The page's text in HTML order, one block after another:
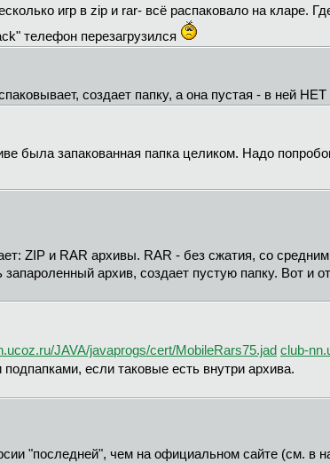
игр в zip и rar- всё распаковало на кларе.
телефон перезагрузился
создает папку, а она пустая - в ней
была запакованная папка целиком. Надо
ZIP и RAR архивы. RAR - без сжатия, со
архив, создает пустую папку. Вот и
JAVA/javaprogs/cert/MobileRars75.jad club-
подпапками, если таковые есть внутри архива.
"последней", чем на официальном сайте (см. в